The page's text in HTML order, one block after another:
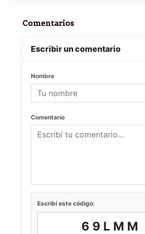
Comentarios
Escribir un comentario
Nombre
Comentario
Escribí este código:
69LMM